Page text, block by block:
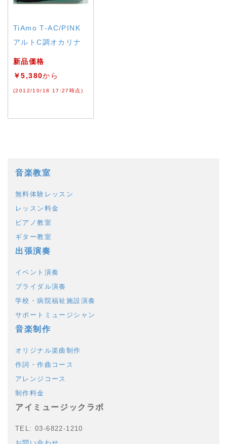
TiAmo T-AC/PINK
アルトC調オカリナ
新品価格
￥5,380から
(2012/10/18 17:27時点)
音楽教室
無料体験レッスン
レッスン料金
ピアノ教室
ギター教室
出張演奏
イベント演奏
ブライダル演奏
学校・病院福祉施設演奏
サポートミュージシャン
音楽制作
オリジナル楽曲制作
作詞・作曲コース
アレンジコース
制作料金
アイミュージックラボ
TEL: 03-6822-1210